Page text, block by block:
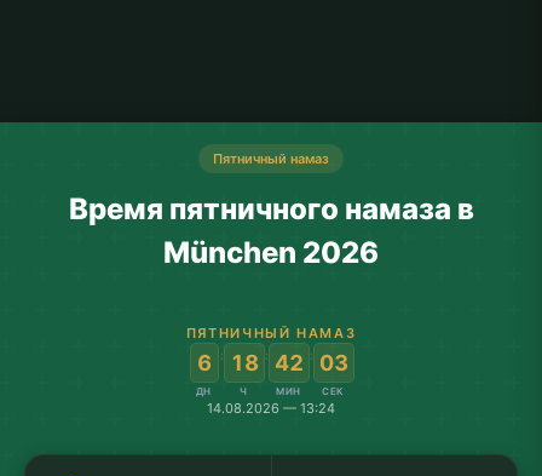
Пятничный намаз
Время пятничного намаза в
München 2026
ПЯТНИЧНЫЙ НАМАЗ
6
ДН
: 18
Ч
: 42
МИН
: 03
СЕК
14.08.2026 — 13:24